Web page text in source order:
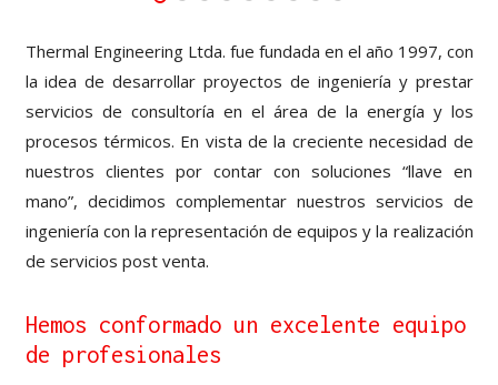
Thermal Engineering Ltda. fue fundada en el año 1997, con
la idea de desarrollar proyectos de ingeniería y prestar
servicios de consultoría en el área de la energía y los
procesos térmicos. En vista de la creciente necesidad de
nuestros clientes por contar con soluciones “llave en
mano”, decidimos complementar nuestros servicios de
ingeniería con la representación de equipos y la realización
de servicios post venta.
Hemos conformado un excelente equipo
de profesionales